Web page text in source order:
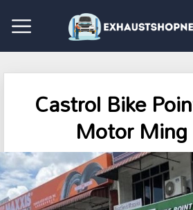
Castrol Bike
Motor